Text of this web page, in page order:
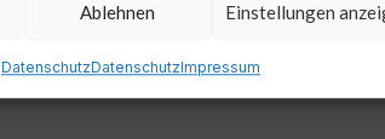
Ablehnen Einstellungen
DatenschutzDatenschutzImpressum